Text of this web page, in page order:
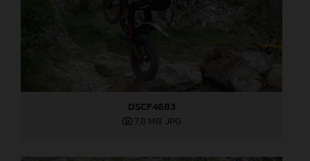
DSCF4683
7,8 MB .JPG